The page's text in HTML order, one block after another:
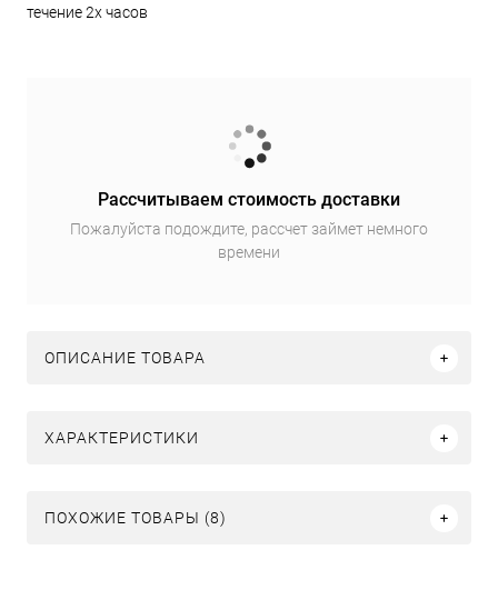
течение 2х часов
Рассчитываем стоимость доставки
Пожалуйста подождите, рассчет займет немного
времени
ОПИСАНИЕ ТОВАРА
ХАРАКТЕРИСТИКИ
ПОХОЖИЕ ТОВАРЫ (8)